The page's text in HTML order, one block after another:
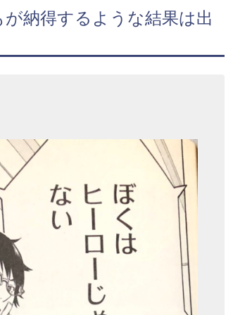
納得するような結果は出